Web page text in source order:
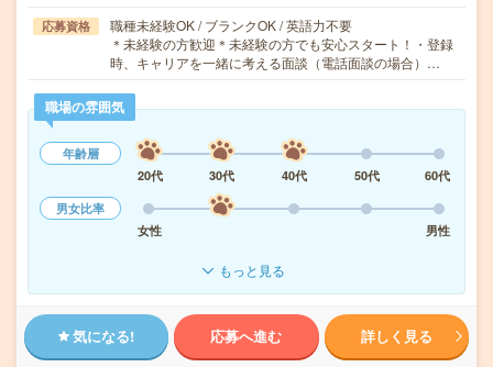
応募資格
職種未経験OK / ブランクOK / 英語力不要
＊未経験の方歓迎＊未経験の方でも安心スタート！・登録
時、キャリアを一緒に考える面談（電話面談の場合）…
職場の雰囲気
年齢層
20代
30代 40代 50代
60代
男女比率
女性
男性
もっと見る
気になる! 応募へ進む 詳しく見る